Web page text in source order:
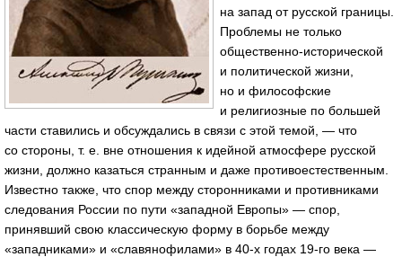
на запад от русской границы.
Проблемы не только
общественно-исторической
и политической жизни,
но и философские
и религиозные по большей
части ставились и обсуждались в связи с этой темой, — что
со стороны, т. е. вне отношения к идейной атмосфере русской
жизни, должно казаться странным и даже противоестественным.
Известно также, что спор между сторонниками и противниками
следования России по пути «западной Европы» — спор,
принявший свою классическую форму в борьбе между
«западниками» и «славянофилами» в 40-х годах 19-го века —